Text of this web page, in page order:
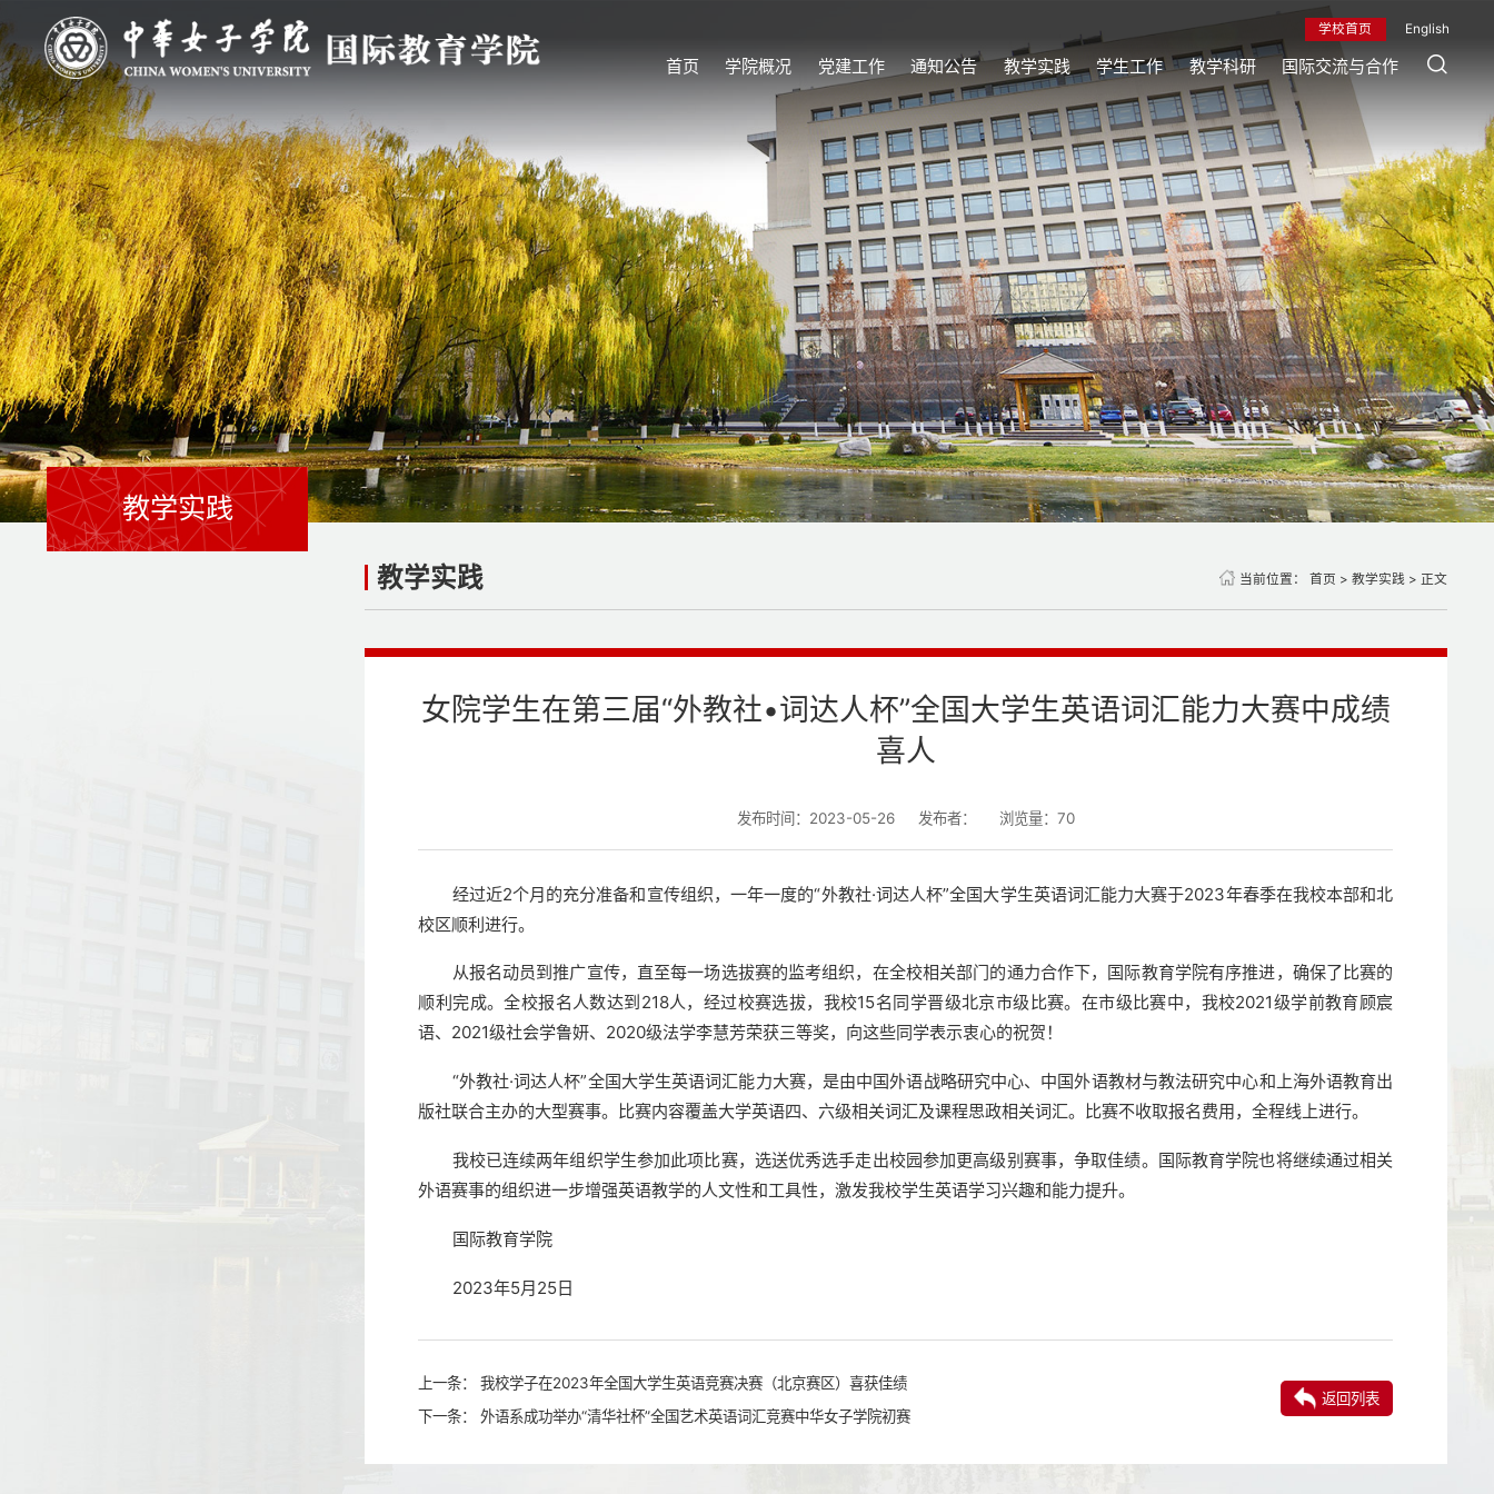
学校首页 English
首页 学院概况 党建工作 通知公告 教学实践 学生工作 教学科研 国际交流与合作
教学实践
教学实践 当前位置： 首页 > 教学实践 > 正文
女院学生在第三届“外教社•词达人杯”全国大学生英语词汇能力大赛中成绩
喜人
发布时间：2023-05-26 发布者： 浏览量： 70
经过近2个月的充分准备和宣传组织，一年一度的“外教社·词达人杯”全国大学生英语词汇能力大赛于2023年春季在我校本部和北
校区顺利进行。
从报名动员到推广宣传，直至每一场选拔赛的监考组织，在全校相关部门的通力合作下，国际教育学院有序推进，确保了比赛的
顺利完成。全校报名人数达到218人，经过校赛选拔，我校15名同学晋级北京市级比赛。在市级比赛中，我校2021级学前教育顾宸
语、2021级社会学鲁妍、2020级法学李慧芳荣获三等奖，向这些同学表示衷心的祝贺！
“外教社·词达人杯”全国大学生英语词汇能力大赛，是由中国外语战略研究中心、中国外语教材与教法研究中心和上海外语教育出
版社联合主办的大型赛事。比赛内容覆盖大学英语四、六级相关词汇及课程思政相关词汇。比赛不收取报名费用，全程线上进行。
我校已连续两年组织学生参加此项比赛，选送优秀选手走出校园参加更高级别赛事，争取佳绩。国际教育学院也将继续通过相关
外语赛事的组织进一步增强英语教学的人文性和工具性，激发我校学生英语学习兴趣和能力提升。
国际教育学院
2023年5月25日
上一条：我校学子在2023年全国大学生英语竞赛决赛（北京赛区）喜获佳绩
下一条：外语系成功举办“清华社杯”全国艺术英语词汇竞赛中华女子学院初赛
返回列表